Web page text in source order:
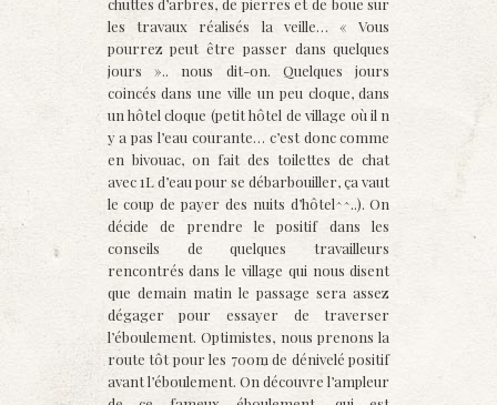
chuttes d’arbres, de pierres et de boue sur
les travaux réalisés la veille… « Vous
pourrez peut être passer dans quelques
jours ».. nous dit-on. Quelques jours
coincés dans une ville un peu cloque, dans
un hôtel cloque (petit hôtel de village où il n
y a pas l’eau courante… c’est donc comme
en bivouac, on fait des toilettes de chat
avec 1L d’eau pour se débarbouiller, ça vaut
le coup de payer des nuits d’hôtel^^..). On
décide de prendre le positif dans les
conseils de quelques travailleurs
rencontrés dans le village qui nous disent
que demain matin le passage sera assez
dégager pour essayer de traverser
l’éboulement. Optimistes, nous prenons la
route tôt pour les 700m de dénivelé positif
avant l’éboulement. On découvre l’ampleur